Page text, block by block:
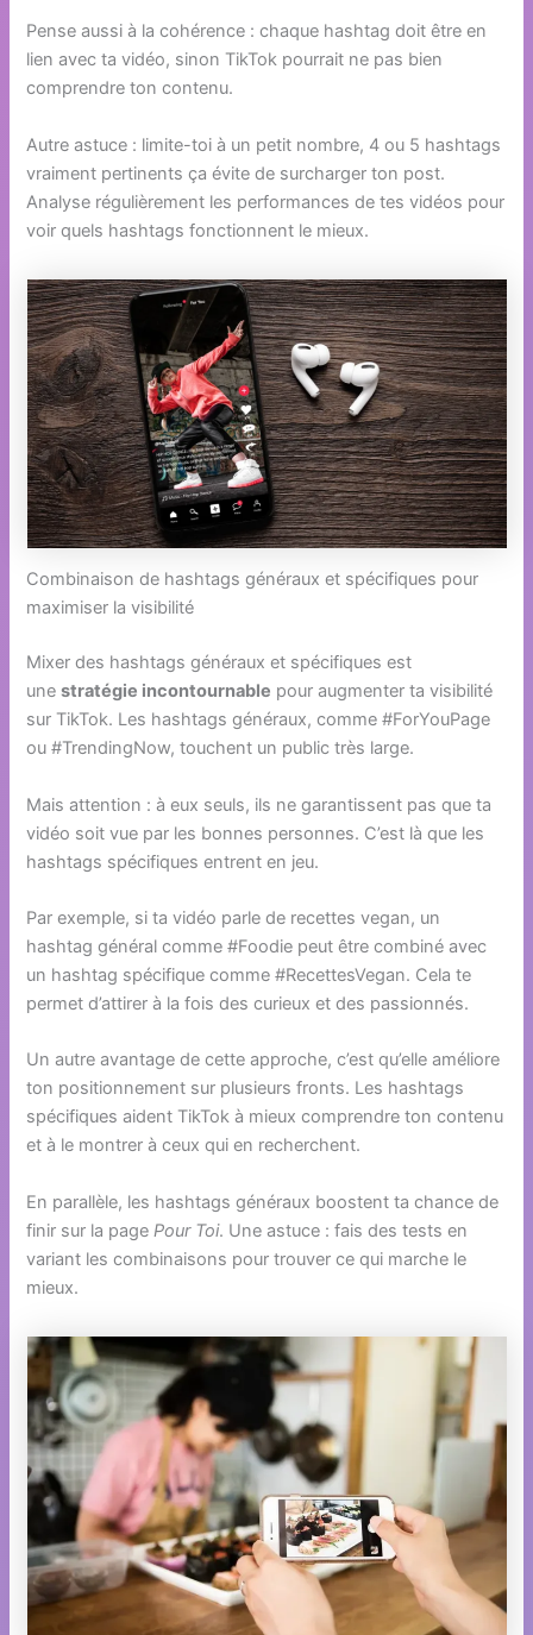
Pense aussi à la cohérence : chaque hashtag doit être en
lien avec ta vidéo, sinon TikTok pourrait ne pas bien
comprendre ton contenu.
Autre astuce : limite-toi à un petit nombre, 4 ou 5 hashtags
vraiment pertinents ça évite de surcharger ton post.
Analyse régulièrement les performances de tes vidéos pour
voir quels hashtags fonctionnent le mieux.
Combinaison de hashtags généraux et spécifiques pour
maximiser la visibilité
Mixer des hashtags généraux et spécifiques est
unestratégie incontournable pour augmenter ta visibilité
sur TikTok. Les hashtags généraux, comme #ForYouPage
ou #TrendingNow, touchent un public très large.
Mais attention : à eux seuls, ils ne garantissent pas que ta
vidéo soit vue par les bonnes personnes. C’est là que les
hashtags spécifiques entrent en jeu.
Par exemple, si ta vidéo parle de recettes vegan, un
hashtag général comme #Foodie peut être combiné avec
un hashtag spécifique comme #RecettesVegan. Cela te
permet d’attirer à la fois des curieux et des passionnés.
Un autre avantage de cette approche, c’est qu’elle améliore
ton positionnement sur plusieurs fronts. Les hashtags
spécifiques aident TikTok à mieux comprendre ton contenu
et à le montrer à ceux qui en recherchent.
En parallèle, les hashtags généraux boostent ta chance de
finir sur la pagePour Toi. Une astuce : fais des tests en
variant les combinaisons pour trouver ce qui marche le
mieux.